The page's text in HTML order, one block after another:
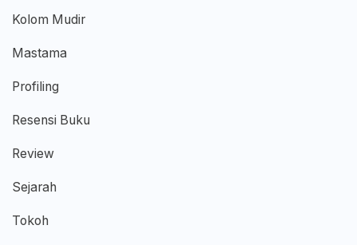
Kolom Mudir
Mastama
Profiling
Resensi Buku
Review
Sejarah
Tokoh